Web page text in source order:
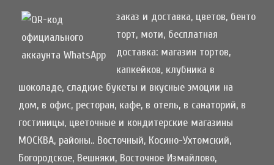
заказ и доставка, цветов, бенто
торт, моти, бесплатная
доставка: магазин тортов,
капкейков, клубника в
шоколаде, сладкие букеты и вкусные эмоции на
дом, в офис, ресторан, кафе, в отель, в санаторий, в
гостиницы, цветочные и кондитерские магазины
МОСКВА, районы.. Восточный, Косино-Ухтомский,
Богородское, Вешняки, Восточное Измайлово,